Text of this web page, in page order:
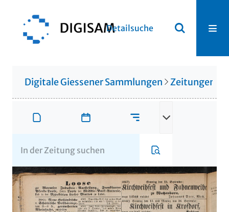
Detailsuche
Digitale Giessener Sammlungen Zeitungen